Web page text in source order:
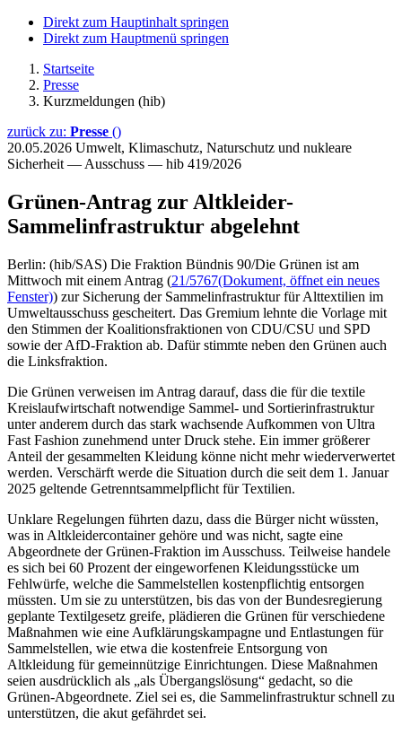
Direkt zum Hauptinhalt springen
Direkt zum Hauptmenü springen
Startseite
Presse
Kurzmeldungen (hib)
zurück zu: Presse ()
20.05.2026 Umwelt, Klimaschutz, Naturschutz und nukleare
Sicherheit — Ausschuss — hib 419/2026
Grünen-Antrag zur Altkleider-
Sammelinfrastruktur abgelehnt
Berlin: (hib/SAS) Die Fraktion Bündnis 90/Die Grünen ist am
Mittwoch mit einem Antrag (21/5767(Dokument, öffnet ein neues
Fenster)) zur Sicherung der Sammelinfrastruktur für Alttextilien im
Umweltausschuss gescheitert. Das Gremium lehnte die Vorlage mit
den Stimmen der Koalitionsfraktionen von CDU/CSU und SPD
sowie der AfD-Fraktion ab. Dafür stimmte neben den Grünen auch
die Linksfraktion.
Die Grünen verweisen im Antrag darauf, dass die für die textile
Kreislaufwirtschaft notwendige Sammel- und Sortierinfrastruktur
unter anderem durch das stark wachsende Aufkommen von Ultra
Fast Fashion zunehmend unter Druck stehe. Ein immer größerer
Anteil der gesammelten Kleidung könne nicht mehr wiederverwertet
werden. Verschärft werde die Situation durch die seit dem 1. Januar
2025 geltende Getrenntsammelpflicht für Textilien.
Unklare Regelungen führten dazu, dass die Bürger nicht wüssten,
was in Altkleidercontainer gehöre und was nicht, sagte eine
Abgeordnete der Grünen-Fraktion im Ausschuss. Teilweise handele
es sich bei 60 Prozent der eingeworfenen Kleidungsstücke um
Fehlwürfe, welche die Sammelstellen kostenpflichtig entsorgen
müssten. Um sie zu unterstützen, bis das von der Bundesregierung
geplante Textilgesetz greife, plädieren die Grünen für verschiedene
Maßnahmen wie eine Aufklärungskampagne und Entlastungen für
Sammelstellen, wie etwa die kostenfreie Entsorgung von
Altkleidung für gemeinnützige Einrichtungen. Diese Maßnahmen
seien ausdrücklich als „als Übergangslösung“ gedacht, so die
Grünen-Abgeordnete. Ziel sei es, die Sammelinfrastruktur schnell zu
unterstützen, die akut gefährdet sei.